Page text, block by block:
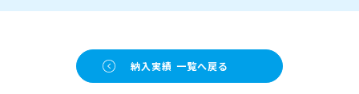
納入実績 一覧へ戻る